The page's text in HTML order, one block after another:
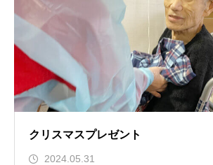
クリスマスプレゼント
2024.05.31